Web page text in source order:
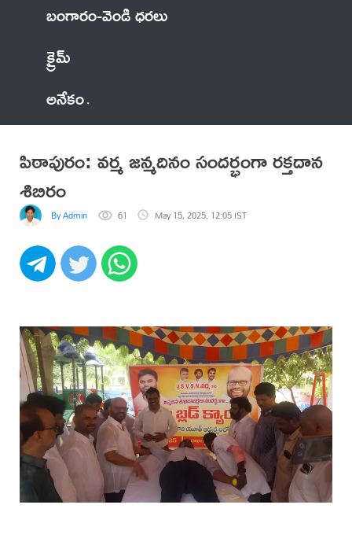
బంగారం-వెండి ధరలు
క్రైమ్
అనేకం
పిఠాపురం: వర్మ జన్మదినం సందర్భంగా రక్తదాన
శిబిరం
By Admin 61 May 15, 2025, 12:05 IST